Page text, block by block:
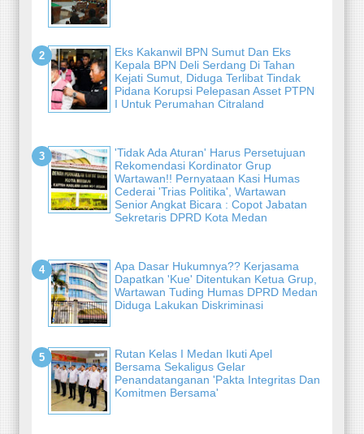
Eks Kakanwil BPN Sumut Dan Eks
Kepala BPN Deli Serdang Di Tahan
Kejati Sumut, Diduga Terlibat Tindak
Pidana Korupsi Pelepasan Asset PTPN
I Untuk Perumahan Citraland
'Tidak Ada Aturan' Harus Persetujuan
Rekomendasi Kordinator Grup
Wartawan!! Pernyataan Kasi Humas
Cederai 'Trias Politika', Wartawan
Senior Angkat Bicara : Copot Jabatan
Sekretaris DPRD Kota Medan
Apa Dasar Hukumnya?? Kerjasama
Dapatkan 'Kue' Ditentukan Ketua Grup,
Wartawan Tuding Humas DPRD Medan
Diduga Lakukan Diskriminasi
Rutan Kelas I Medan Ikuti Apel
Bersama Sekaligus Gelar
Penandatanganan 'Pakta Integritas Dan
Komitmen Bersama'